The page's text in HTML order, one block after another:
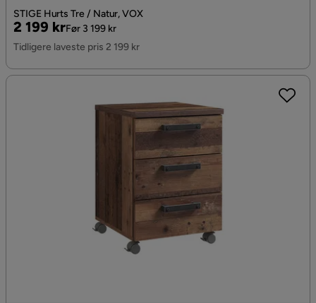
STIGE Hurts Tre / Natur, VOX
Pris
2 199 kr
Original
Pris
Før 3 199 kr
Tidligere laveste pris 2 199 kr